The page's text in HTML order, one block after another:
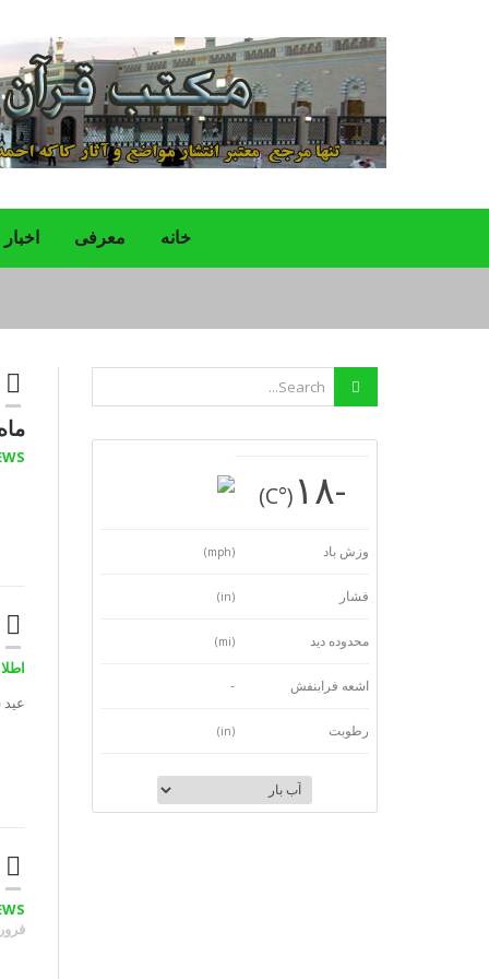
اخبار معرفی خانه
عید
-١٨ (°C)
وزش باد (mph)
فشار (in)
محدوده دید (mi)
اشعه فرابنفش -
رطوبت (in)